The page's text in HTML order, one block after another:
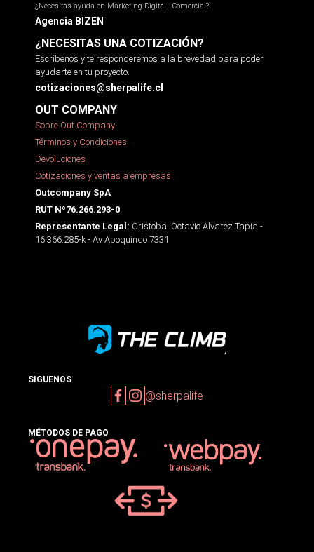
¿Necesitas ayuda en Marketing Digital - Comercial?
Agencia BIZEN
¿NECESITAS UNA COTIZACIÓN?
Escríbenos y te responderemos a la brevedad para poder
ayudarte en tu proyecto.
cotizaciones@sherpalife.cl
OUT COMPANY
Sobre Out Company
Términos y Condiciones
Devoluciones
Cotizaciones y ventas a empresas
Outcompany SpA
RUT Nº76.266.293-0
Representante Legal: Cristobal Octavio Alvarez Tapia -
16.366.285-k - Av Apoquindo 7331
SIGUENOS
@sherpalife
MÉTODOS DE PAGO